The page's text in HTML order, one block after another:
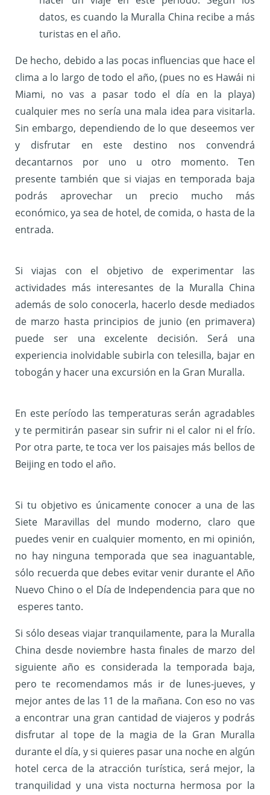
datos, es cuando la Muralla China recibe a más
turistas en el año.
De hecho, debido a las pocas influencias que hace el
clima a lo largo de todo el año, (pues no es Hawái ni
Miami, no vas a pasar todo el día en la playa)
cualquier mes no sería una mala idea para visitarla.
Sin embargo, dependiendo de lo que deseemos ver
y disfrutar en este destino nos convendrá
decantarnos por uno u otro momento. Ten
presente también que si viajas en temporada baja
podrás aprovechar un precio mucho más
económico, ya sea de hotel, de comida, o hasta de la
entrada.
Si viajas con el objetivo de experimentar las
actividades más interesantes de la Muralla China
además de solo conocerla, hacerlo desde mediados
de marzo hasta principios de junio (en primavera)
puede ser una excelente decisión. Será una
experiencia inolvidable subirla con telesilla, bajar en
tobogán y hacer una excursión en la Gran Muralla.
En este período las temperaturas serán agradables
y te permitirán pasear sin sufrir ni el calor ni el frío.
Por otra parte, te toca ver los paisajes más bellos de
Beijing en todo el año.
Si tu objetivo es únicamente conocer a una de las
Siete Maravillas del mundo moderno, claro que
puedes venir en cualquier momento, en mi opinión,
no hay ninguna temporada que sea inaguantable,
sólo recuerda que debes evitar venir durante el Año
Nuevo Chino o el Día de Independencia para que no
esperes tanto.
Si sólo deseas viajar tranquilamente, para la Muralla
China desde noviembre hasta finales de marzo del
siguiente año es considerada la temporada baja,
pero te recomendamos más ir de lunes-jueves, y
mejor antes de las 11 de la mañana. Con eso no vas
a encontrar una gran cantidad de viajeros y podrás
disfrutar al tope de la magia de la Gran Muralla
durante el día, y si quieres pasar una noche en algún
hotel cerca de la atracción turística, será mejor, la
tranquilidad y una vista nocturna hermosa por la